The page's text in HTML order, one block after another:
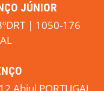
JÚNIOR
| 1050-176